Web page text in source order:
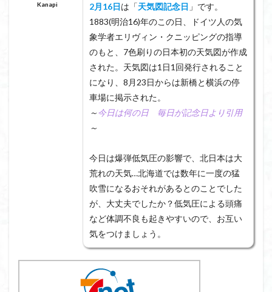
Kanapi
2月16日は「天気図記念日 」です。
1883(明治16)年のこの日、ドイツ人の気
象学者エリヴィン・クニッピングの指導
のもと、7色刷りの日本初の天気図が作成
された。天気図は1日1回発行されること
になり、8月23日からは新橋と横浜の停
車場に掲示された。
～今日は何の日 毎日が記念日より引用
～
今日は爆弾低気圧の影響で、北日本は大
荒れの天気…北海道では数年に一度の猛
吹雪になるおそれがあるとのことでした
が、大丈夫でしたか？低気圧による頭痛
など体調不良も起きやすいので、お互い
気をつけましょう。